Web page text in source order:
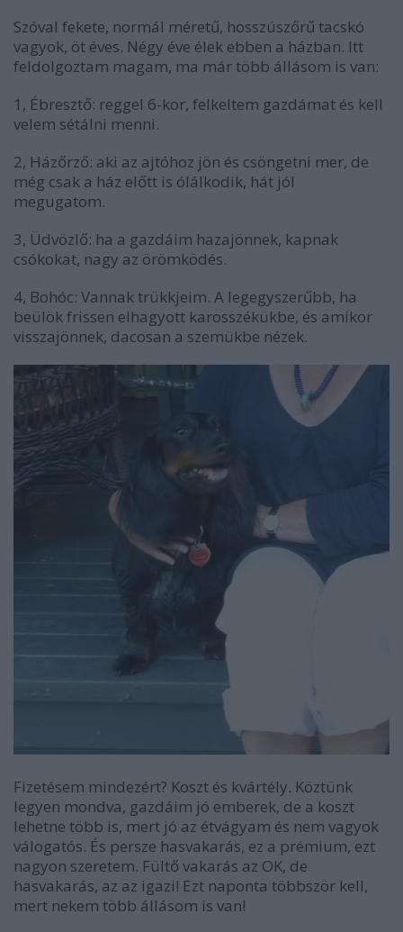
Szóval fekete, normál méretű, hosszúszőrű tacskó
vagyok, öt éves. Négy éve élek ebben a házban. Itt
feldolgoztam magam, ma már több állásom is van:
1, Ébresztő: reggel 6-kor, felkeltem gazdámat és kell
velem sétálni menni.
2, Házőrző: aki az ajtóhoz jön és csöngetni mer, de
még csak a ház előtt is ólálkodik, hát jól
megugatom.
3, Üdvözlő: ha a gazdáim hazajönnek, kapnak
csókokat, nagy az örömködés.
4, Bohóc: Vannak trükkjeim. A legegyszerűbb, ha
beülök frissen elhagyott karosszékükbe, és amikor
visszajönnek, dacosan a szemükbe nézek.
Fizetésem mindezért? Koszt és kvártély. Köztünk
legyen mondva, gazdáim jó emberek, de a koszt
lehetne több is, mert jó az étvágyam és nem vagyok
válogatós. És persze hasvakarás, ez a prémium, ezt
nagyon szeretem. Fültő vakarás az OK, de
hasvakarás, az az igazi! Ezt naponta többször kell,
mert nekem több állásom is van!